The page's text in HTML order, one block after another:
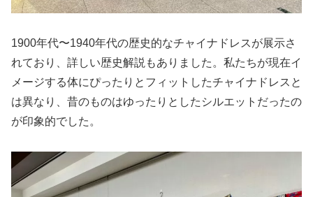
1900年代〜1940年代の歴史的なチャイナドレスが展示さ
れており、詳しい歴史解説もありました。私たちが現在イ
メージする体にぴったりとフィットしたチャイナドレスと
は異なり、昔のものはゆったりとしたシルエットだったの
が印象的でした。